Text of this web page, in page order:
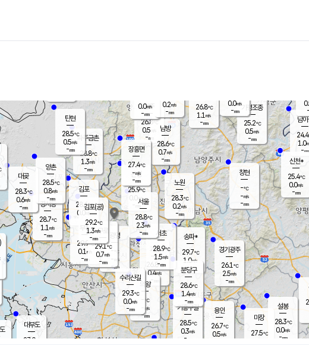
남
24.4
1.0
-mm
양주
26.8℃
0.5
-mm
과천
26.8℃
0.4m/s
- mm
용인
26.7℃
0.5m/s
경기광주
26.1℃
2.5m/s
-mm
-
대부도
27.0
경서동
28.7℃
1.1 m/s
-mm
파주금촌
28.8℃
1.3m/s
-mm
가평조종
25.2℃
0.5m/s
-mm
26.8℃
1.1 m/s
-mm
대곶
28.3℃
0.6m/s
-mm
신천*
25.4℃
0.0m/s
-mm
창현
-℃
-m/s
-mm
탄현
28.5℃
0.5m/s
-mm
0.0m/s
-mm
마장
27.5℃
의왕
- ℃
-m/s
-mm
김포
28.6℃
0.0 m/s
mm
설봉
28.3℃
0.0m/s
-mm
광명
- ℃
-m/s
-mm
부천
29.9℃
0.1 m/s
-mm
양촌
28.5℃
0.8m/s
-mm
구로
29.1℃
0.7m/s
-mm
은평
25.9℃
0.0 m/s
- mm
노원
28.3℃
0.2m/s
-mm
송파*
29.7℃
1.0m/s
-mm
서초
28.9℃
1.5m/s
-mm
남방
28.6℃
0.7m/s
-mm
기흥구갈
28.5℃
0.3m/s
-
수리산길
29.3℃
0.0m/s
-mm
분당구
28.6℃
1.4m/s
-mm
장흥면
27.4℃
-m/s
-mm
0.0m/s
-mm
김포(공)
29.2℃
1.3m/s
-mm
서울
28.8℃
2.3m/s
-mm
0.2m/s
-mm